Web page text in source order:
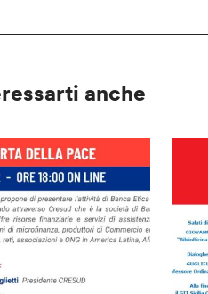
anche